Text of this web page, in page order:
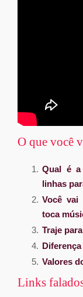
O que você
Qual é a
linhas
Você vai
toca
Traje
Valores
Links